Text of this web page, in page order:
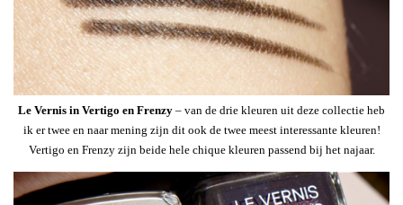
Le Vernis in Vertigo en Frenzy – van de drie kleuren uit deze collectie heb
ik er twee en naar mening zijn dit ook de twee meest interessante kleuren!
Vertigo en Frenzy zijn beide hele chique kleuren passend bij het najaar.